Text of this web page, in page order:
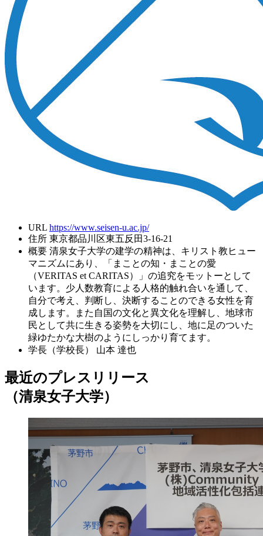
URL https://www.seisen-u.ac.jp/
住所 東京都品川区東五反田3-16-21
概要 清泉女子大学の建学の精神は、キリスト教ヒュー
マニズムにあり、「まことの知・まことの愛
（VERITAS et CARITAS）」の追究をモットーとして
います。少人数教育による人格的触れ合いを通して、
自分で考え、判断し、決断することのできる女性を育
成します。また自国の文化と異文化を理解し、地球市
民として共に生きる姿勢を大切にし、地に足のついた
緑ゆたかな大樹のようにしっかり育てます。
学長（学校長）
山本 達也
最近のプレスリリース
（清泉女子大学）